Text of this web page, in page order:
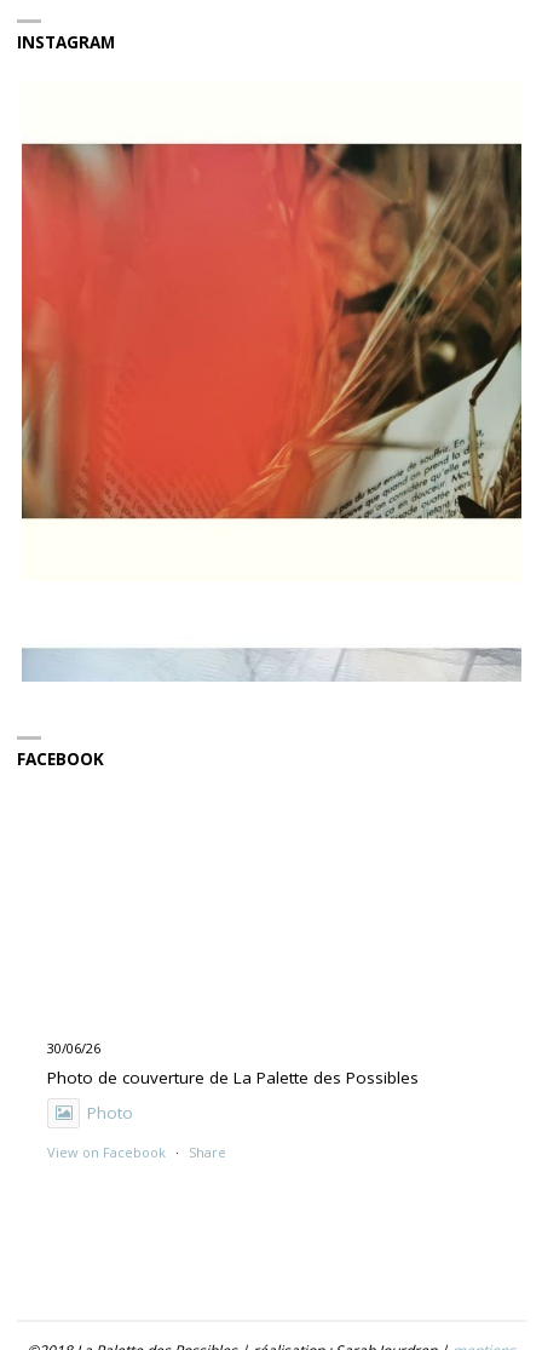
INSTAGRAM
FACEBOOK
30/06/26
Photo de couverture de La Palette des Possibles
Photo
View on Facebook · Share